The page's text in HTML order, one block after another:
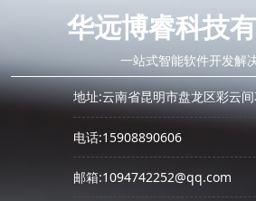
华远博睿科技
一站式智能软件开发解
地址:云南省昆明市盘龙区彩云
电话:15908890606
邮箱:1094742252@qq.com